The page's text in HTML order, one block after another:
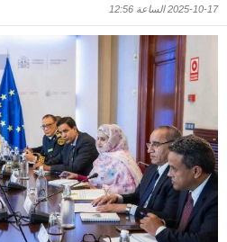
2025-10-17 الساعة 12:56